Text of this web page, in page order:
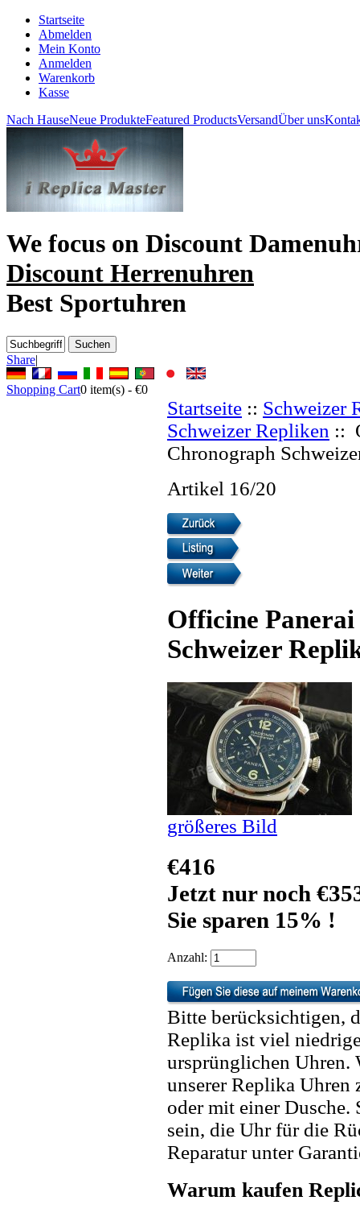
Startseite
Abmelden
Mein Konto
Anmelden
Warenkorb
Kasse
Nach HauseNeue ProdukteFeatured ProductsVersandÜber uns
We focus on Discount
Discount Herrenuhren
Best Sportuhren
Share|
Shopping Cart0 item(s) - €0
Startseite :: Schweizer
Schweizer Repliken ::
Chronograph
Artikel 16/20
Officine
Schweizer
größeres Bild
€416
Jetzt nur noch
Sie sparen 15% !
Anzahl:
Bitte berücksichtigen,
Replika ist viel
ursprünglichen Uhren.
unserer Replika Uhren
oder mit einer
sein, die Uhr für die
Reparatur unter
Warum kaufen